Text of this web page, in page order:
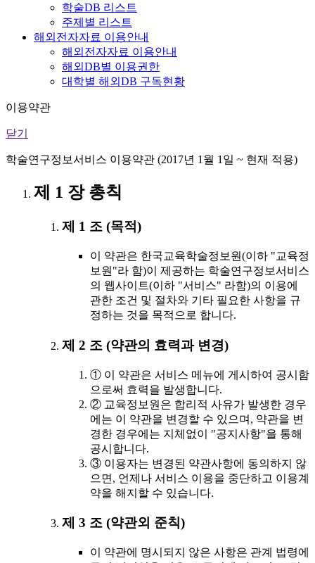
학술DB 리스트
주제별 리스트
해외전자자료 이용안내
해외전자자료 이용안내
해외DB별 이용권한
대학별 해외DB 구독현황
이용약관
닫기
학술연구정보서비스 이용약관 (2017년 1월 1일 ~ 현재 적용)
제 1 장 총칙
제 1 조 (목적)
이 약관은 한국교육학술정보원(이하 "교육정
보원"라 함)이 제공하는 학술연구정보서비스
의 웹사이트(이하 "서비스" 라함)의 이용에
관한 조건 및 절차와 기타 필요한 사항을 규
정하는 것을 목적으로 합니다.
제 2 조 (약관의 효력과 변경)
① 이 약관은 서비스 메뉴에 게시하여 공시함
으로써 효력을 발생합니다.
② 교육정보원은 합리적 사유가 발생한 경우
에는 이 약관을 변경할 수 있으며, 약관을 변
경한 경우에는 지체없이 "공지사항"을 통해
공시합니다.
③ 이용자는 변경된 약관사항에 동의하지 않
으면, 언제나 서비스 이용을 중단하고 이용계
약을 해지할 수 있습니다.
제 3 조 (약관외 준칙)
이 약관에 명시되지 않은 사항은 관계 법령에